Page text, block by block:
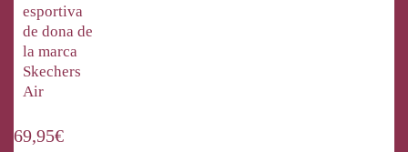
esportiva
de dona de
la marca
Skechers
Air
69,95€